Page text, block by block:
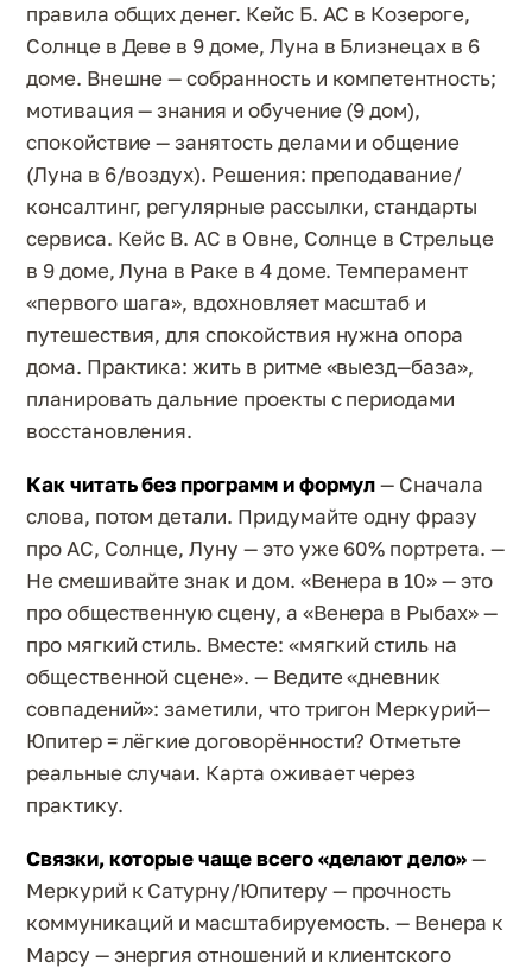
правила общих денег. Кейс Б. АС в Козероге,
Солнце в Деве в 9 доме, Луна в Близнецах в 6
доме. Внешне — собранность и компетентность;
мотивация — знания и обучение (9 дом),
спокойствие — занятость делами и общение
(Луна в 6/воздух). Решения: преподавание/
консалтинг, регулярные рассылки, стандарты
сервиса. Кейс В. АС в Овне, Солнце в Стрельце
в 9 доме, Луна в Раке в 4 доме. Темперамент
«первого шага», вдохновляет масштаб и
путешествия, для спокойствия нужна опора
дома. Практика: жить в ритме «выезд—база»,
планировать дальние проекты с периодами
восстановления.
Как читать без программ и формул— Сначала
слова, потом детали. Придумайте одну фразу
про АС, Солнце, Луну — это уже 60% портрета. —
Не смешивайте знак и дом. «Венера в 10» — это
про общественную сцену, а «Венера в Рыбах» —
про мягкий стиль. Вместе: «мягкий стиль на
общественной сцене». — Ведите «дневник
совпадений»: заметили, что тригон Меркурий—
Юпитер = лёгкие договорённости? Отметьте
реальные случаи. Карта оживает через
практику.
Связки, которые чаще всего «делают дело»—
Меркурий к Сатурну/Юпитеру — прочность
коммуникаций и масштабируемость. — Венера к
Марсу — энергия отношений и клиентского